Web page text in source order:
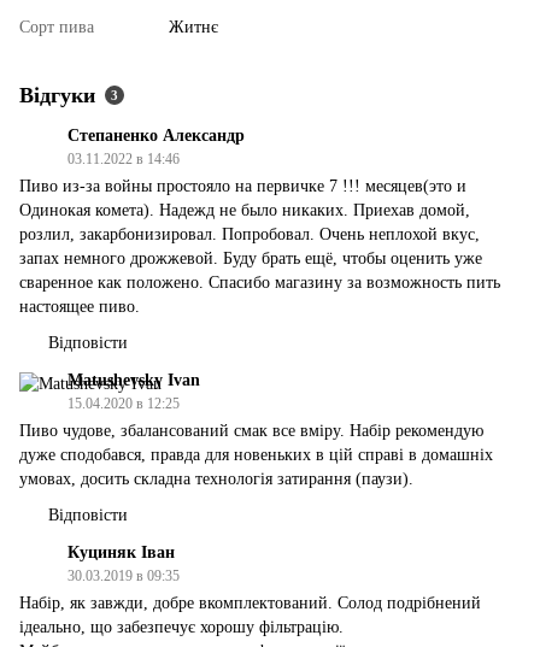
Сорт пива Житнє
Відгуки 3
Степаненко Александр
03.11.2022 в 14:46
Пиво из-за войны простояло на первичке 7 !!! месяцев(это и
Одинокая комета). Надежд не было никаких. Приехав домой,
розлил, закарбонизировал. Попробовал. Очень неплохой вкус,
запах немного дрожжевой. Буду брать ещё, чтобы оценить уже
сваренное как положено. Спасибо магазину за возможность пить
настоящее пиво.
Відповісти
Matushevsky Ivan
15.04.2020 в 12:25
Пиво чудове, збалансований смак все вміру. Набір рекомендую
дуже сподобався, правда для новеньких в цій справі в домашніх
умовах, досить складна технологія затирання (паузи).
Відповісти
Куциняк Іван
30.03.2019 в 09:35
Набір, як завжди, добре вкомплектований. Солод подрібнений
ідеально, що забезпечує хорошу фільтрацію.